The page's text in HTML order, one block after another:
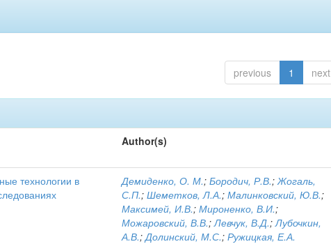
previous 1 next
Author(s)
технологии в
Демиденко, О. М.;Бородич, Р.В.;Жогаль,
С.П.;Шеметков, Л.А.;Малинковский, Ю.В.;
Максимей, И.В.;Мироненко, В.И.;
Можаровский, В.В.;Левчук, В.Д.;Лубочкин,
А.В.;Долинский, М.С.;Ружицкая, Е.А.